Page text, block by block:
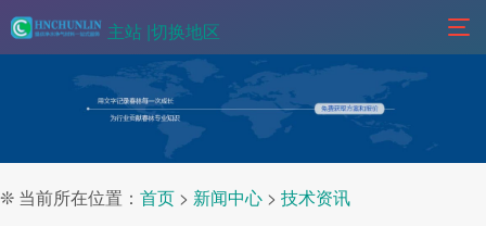
主站 |切换地区
❊ 当前所在位置： 首页 > 新闻中心 > 技术资讯